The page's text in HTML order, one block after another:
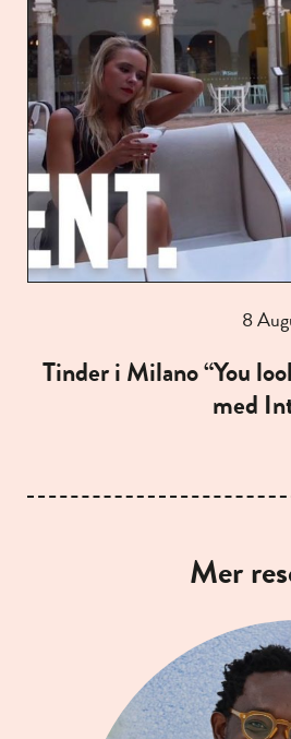
8
Tinder i Milano “You
med
Mer